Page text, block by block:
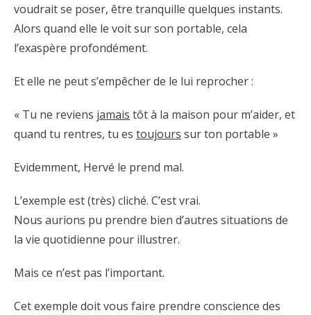
voudrait se poser, être tranquille quelques instants.
Alors quand elle le voit sur son portable, cela
l’exaspère profondément.
Et elle ne peut s’empêcher de le lui reprocher :
« Tu ne reviens jamais tôt à la maison pour m’aider, et
quand tu rentres, tu es toujours sur ton portable »
Evidemment, Hervé le prend mal.
L’exemple est (très) cliché. C’est vrai.
Nous aurions pu prendre bien d’autres situations de
la vie quotidienne pour illustrer.
Mais ce n’est pas l’important.
Cet exemple doit vous faire prendre conscience des